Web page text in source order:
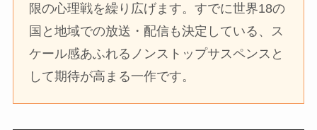
限の心理戦を繰り広げます。すでに世界18の
国と地域での放送・配信も決定している、ス
ケール感あふれるノンストップサスペンスと
して期待が高まる一作です。